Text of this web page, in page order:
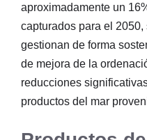
aproximadamente un
capturados para el
gestionan de forma
de mejora de la
reducciones
productos del mar